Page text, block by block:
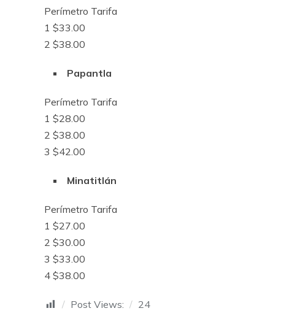
Perímetro Tarifa
1 $33.00
2 $38.00
Papantla
Perímetro Tarifa
1 $28.00
2 $38.00
3 $42.00
Minatitlán
Perímetro Tarifa
1 $27.00
2 $30.00
3 $33.00
4 $38.00
Post Views: 24